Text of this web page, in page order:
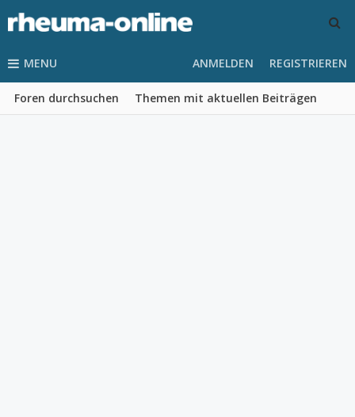
MENU
Foren durchsuchen Themen mit aktuellen Beiträgen
ANMELDEN REGISTRIEREN